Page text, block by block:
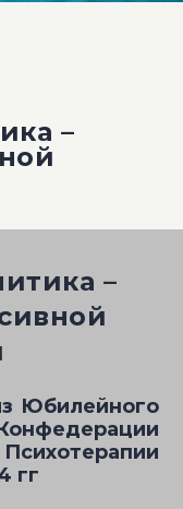
–
–
Юбилейного
гг